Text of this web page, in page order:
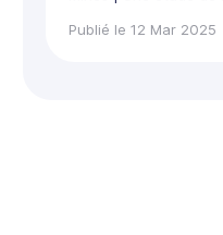
Publié le 12 Mar 2025